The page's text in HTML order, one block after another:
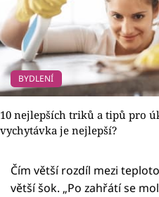
BYDLENÍ
10 nejlepších triků a tipů pro
vychytávka je nejlepší?
Čím větší rozdíl mezi
větší šok. „Po zahřátí se